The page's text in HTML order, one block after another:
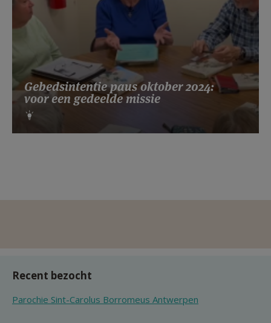
Gebedsintentie paus oktober 2024:
voor een gedeelde missie
Recent bezocht
Parochie Sint-Carolus Borromeus Antwerpen